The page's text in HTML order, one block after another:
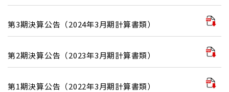
第3期決算公告（2024年3月期計算書類）
第2期決算公告（2023年3月期計算書類）
第1期決算公告（2022年3月期計算書類）